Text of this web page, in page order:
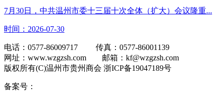
7月30日，中共温州市委十三届十次全体（扩大）会议隆重...
时间：2026-07-30
电话：0577-86009717 传真：0577-86001139
网址：www.wzgzsh.com 邮箱：kf@wzgzsh.com
版权所有(C)温州市贵州商会 浙ICP备19047189号
备案号：